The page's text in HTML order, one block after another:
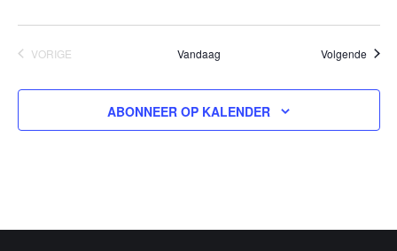
VORIGE
Vandaag Volgende
ABONNEER OP KALENDER